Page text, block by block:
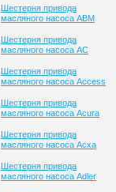
Шестерня привода
масляного насоса ABM
Шестерня привода
масляного насоса AC
Шестерня привода
масляного насоса Access
Шестерня привода
масляного насоса Acura
Шестерня привода
масляного насоса Acxa
Шестерня привода
масляного насоса Adler